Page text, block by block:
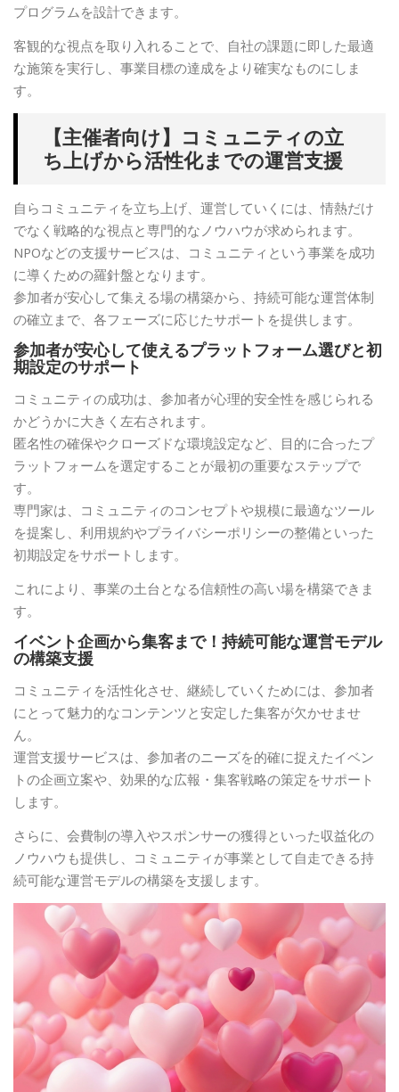
プログラムを設計できます。
客観的な視点を取り入れることで、自社の課題に即した最適
な施策を実行し、事業目標の達成をより確実なものにしま
す。
【主催者向け】コミュニティの立
ち上げから活性化までの運営支援
自らコミュニティを立ち上げ、運営していくには、情熱だけ
でなく戦略的な視点と専門的なノウハウが求められます。
NPOなどの支援サービスは、コミュニティという事業を成功
に導くための羅針盤となります。
参加者が安心して集える場の構築から、持続可能な運営体制
の確立まで、各フェーズに応じたサポートを提供します。
参加者が安心して使えるプラットフォーム選びと初
期設定のサポート
コミュニティの成功は、参加者が心理的安全性を感じられる
かどうかに大きく左右されます。
匿名性の確保やクローズドな環境設定など、目的に合ったプ
ラットフォームを選定することが最初の重要なステップで
す。
専門家は、コミュニティのコンセプトや規模に最適なツール
を提案し、利用規約やプライバシーポリシーの整備といった
初期設定をサポートします。
これにより、事業の土台となる信頼性の高い場を構築できま
す。
イベント企画から集客まで！持続可能な運営モデル
の構築支援
コミュニティを活性化させ、継続していくためには、参加者
にとって魅力的なコンテンツと安定した集客が欠かせませ
ん。
運営支援サービスは、参加者のニーズを的確に捉えたイベン
トの企画立案や、効果的な広報・集客戦略の策定をサポート
します。
さらに、会費制の導入やスポンサーの獲得といった収益化の
ノウハウも提供し、コミュニティが事業として自走できる持
続可能な運営モデルの構築を支援します。